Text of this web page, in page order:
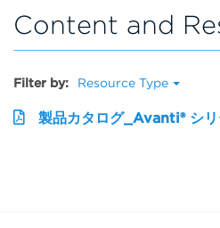
Content and
Filter by: Resource Type
製品カタログ_Avanti® シ